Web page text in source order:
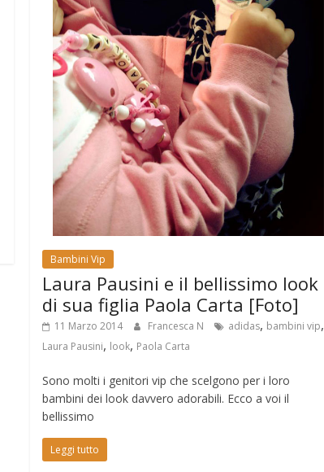
Bambini Vip
Laura Pausini e il bellissimo look
di sua figlia Paola Carta [Foto]
11 Marzo 2014 Francesca N adidas, bambini vip,
Laura Pausini, look, Paola Carta
Sono molti i genitori vip che scelgono per i loro
bambini dei look davvero adorabili. Ecco a voi il
bellissimo
Leggi tutto